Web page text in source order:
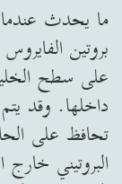
ما يحدث
بروتين
على سطح
داخلها. وقد
تحافظ على
البروتيني